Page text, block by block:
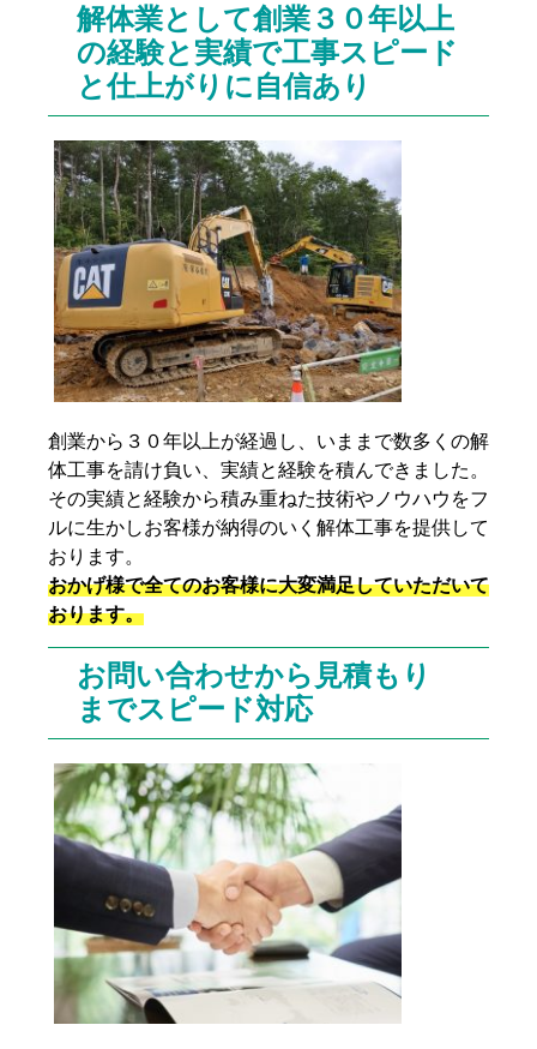
解体業として創業３０年以上
の経験と実績で工事スピード
と仕上がりに自信あり
創業から３０年以上が経過し、いままで数多くの解
体工事を請け負い、実績と経験を積んできました。
その実績と経験から積み重ねた技術やノウハウをフ
ルに生かしお客様が納得のいく解体工事を提供して
おります。
おかげ様で全てのお客様に大変満足していただいて
おります。
お問い合わせから見積もり
までスピード対応